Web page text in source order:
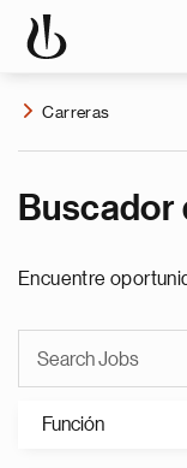
Carreras
Buscador
Encuentre
Función